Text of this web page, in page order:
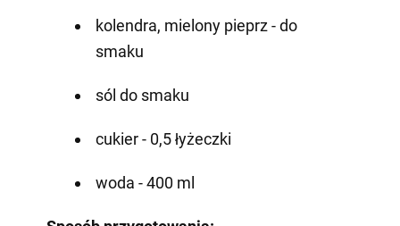
kolendra, mielony pieprz - do
smaku
sól do smaku
cukier - 0,5 łyżeczki
woda - 400 ml